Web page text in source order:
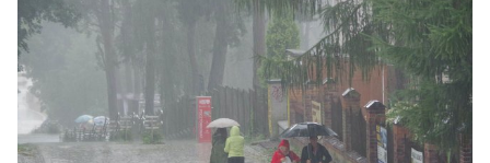
aura znacznie utrudni lub uniemożliwi aktywny
wypoczynek na świeżym powietrzu. Weekend przyniesie
zachmurzenie i opady deszczu.Według prognoz
Instytutu Meteorologii i Gospodarki Wodnej w sobotę
padać będzie przede wszystkim w centrum, na
wschodzie i północy Polski.